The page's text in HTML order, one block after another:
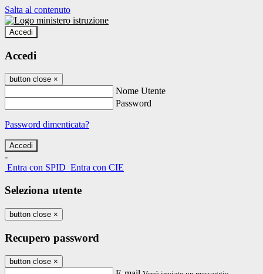
Salta al contenuto
Accedi
Accedi
button close ×
Nome Utente
Password
Password dimenticata?
-
Entra con SPID Entra con CIE
Seleziona utente
button close ×
Recupero password
button close ×